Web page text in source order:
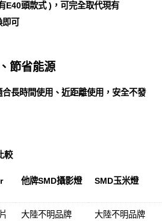
E40頭款式 )，可完全取代現有
可
節省能源
長時間使用、近距離使用，安全不發
較
他牌SMD攝影燈 SMD玉米燈
大陸不明品牌 大陸不明品牌